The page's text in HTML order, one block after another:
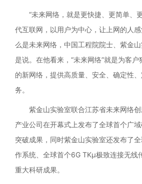
“未来网络，就是更快捷、更简单、
代互联网，以用户为中心，让上网的人
么是未来网络，中国工程院院士、紫金
是说。在他看来，“未来网络”就是为客户
的新网络，提供高质量、安全、确定性
务。
紫金山实验室联合江苏省未来网络
产业公司在开幕式上发布了全球首个广
突破成果，同时紫金山实验室还发布了
作系统、全球首个6G TKμ极致连接无线
重大科研成果。